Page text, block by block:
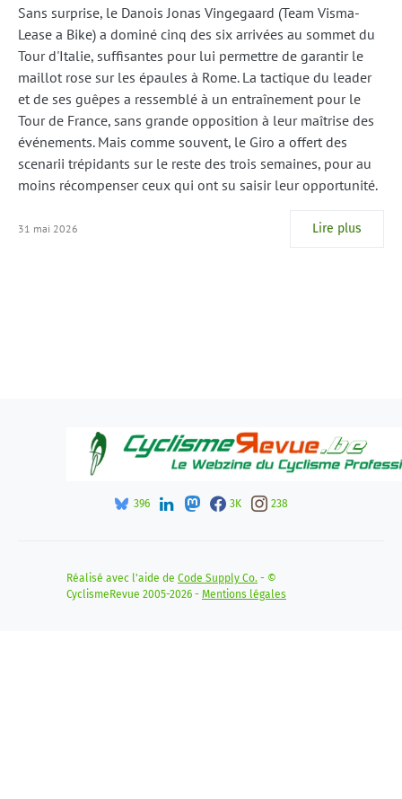
Sans surprise, le Danois Jonas Vingegaard (Team Visma-
Lease a Bike) a dominé cinq des six arrivées au sommet du
Tour d'Italie, suffisantes pour lui permettre de garantir le
maillot rose sur les épaules à Rome. La tactique du leader
et de ses guêpes a ressemblé à un entraînement pour le
Tour de France, sans grande opposition à leur maîtrise des
événements. Mais comme souvent, le Giro a offert des
scenarii trépidants sur le reste des trois semaines, pour au
moins récompenser ceux qui ont su saisir leur opportunité.
31 mai 2026 Lire plus
396 3K 238
Réalisé avec l'aide de Code Supply Co. - ©
CyclismeRevue 2005-2026 - Mentions légales